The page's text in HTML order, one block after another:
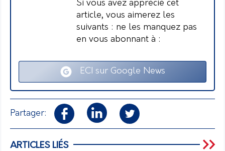
Si vous avez apprécié cet
article, vous aimerez les
suivants : ne les manquez pas
en vous abonnant à :
ECI sur Google News
Partager:
ARTICLES LIÉS